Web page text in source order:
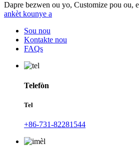
Dapre bezwen ou yo, Customize pou
ankèt kounye a
Sou nou
Kontakte nou
FAQs
Telefòn
Tel
+86-731-82281544